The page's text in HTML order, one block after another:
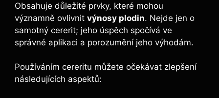
Obsahuje důležité prvky,‌ které mohou
významně⁢ ovlivnit výnosy plodin. Nejde⁢ jen o‌
samotný cererit; jeho úspěch spočívá ve
správné aplikaci a porozumění jeho výhodám.
Používáním cereritu‍ můžete očekávat zlepšení
následujících aspektů: